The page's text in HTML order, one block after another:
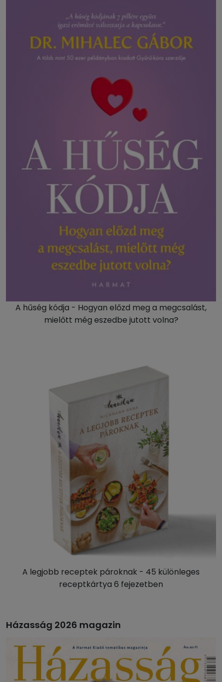
A hűség kódja - Hogyan előzd meg a megcsalást,
mielőtt még eszedbe jutott volna?
A legjobb receptek pároknak - 45 különleges
receptkártya 6 fejezetben
Házasság 2026 magazin